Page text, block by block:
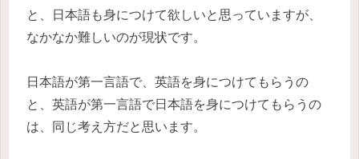
と、日本語も身につけて欲しいと思っていますが、
なかなか難しいのが現状です。
日本語が第一言語で、英語を身につけてもらうの
と、英語が第一言語で日本語を身につけてもらうの
は、同じ考え方だと思います。